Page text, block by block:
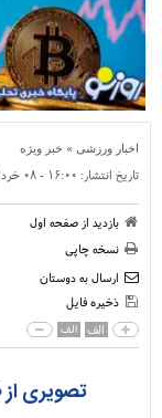
اخبار ورزشی » خبر ویژه
تاریخ انتشار: ۱۶:۰۰ - ۰۸ خرداد ۱۴۰۵
بازدید از صفحه اول
نسخه چاپی
ارسال به دوستان
ذخیره فایل
الف الف
تصویری